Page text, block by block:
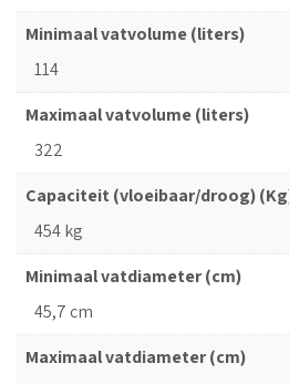
Minimaal vatvolume (liters)
114
Maximaal vatvolume (liters)
322
Capaciteit (vloeibaar/droog)
454 kg
Minimaal vatdiameter (cm)
45,7 cm
Maximaal vatdiameter (cm)